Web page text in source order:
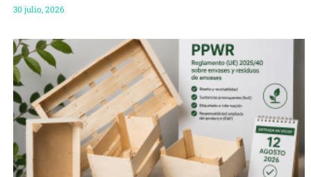
30 julio, 2026